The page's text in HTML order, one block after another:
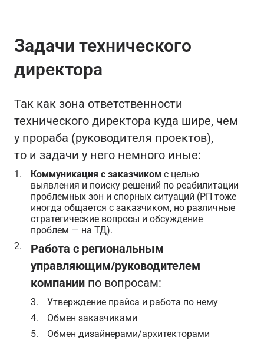
Задачи технического
директора
Так как зона ответственности
технического директора куда шире, чем
у прораба (руководителя проектов),
то и задачи у него немного иные:
Коммуникация с заказчиком с целью
выявления и поиску решений по реабилитации
проблемных зон и спорных ситуаций (РП тоже
иногда общается с заказчиком, но различные
стратегические вопросы и обсуждение
проблем — на ТД).
Работа с региональным
управляющим/руководителем
компании по вопросам:
Утверждение прайса и работа по нему
Обмен заказчиками
Обмен дизайнерами/архитекторами